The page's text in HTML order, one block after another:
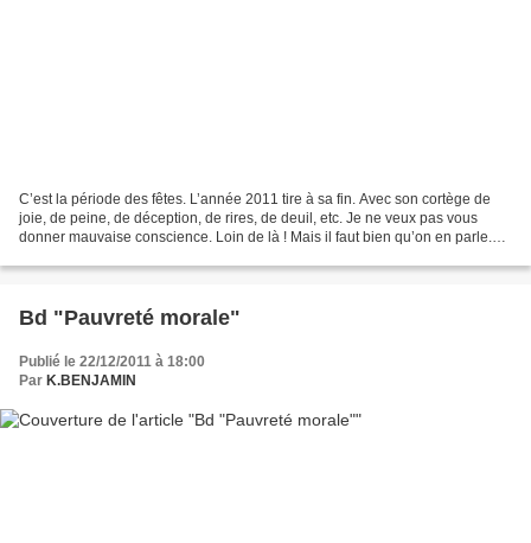
C’est la période des fêtes. L’année 2011 tire à sa fin. Avec son cortège de
joie, de peine, de déception, de rires, de deuil, etc. Je ne veux pas vous
donner mauvaise conscience. Loin de là ! Mais il faut bien qu’on en parle.
Bd "Pauvreté morale"
Publié le 22/12/2011 à 18:00
Par K.BENJAMIN